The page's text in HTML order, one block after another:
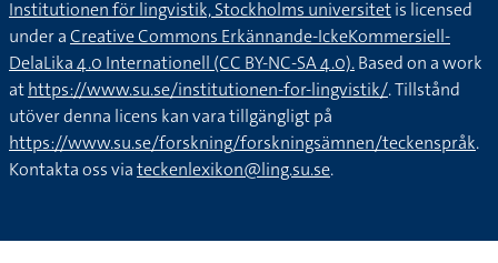
Institutionen för lingvistik, Stockholms universitetis licensed
under aCreative Commons Erkännande-IckeKommersiell-
DelaLika 4.0 Internationell (CC BY-NC-SA 4.0).Based on a work
athttps://www.su.se/institutionen-for-lingvistik/. Tillstånd
utöver denna licens kan vara tillgängligt på
https://www.su.se/forskning/forskningsämnen/teckenspråk.
Kontakta oss viateckenlexikon@ling.su.se.